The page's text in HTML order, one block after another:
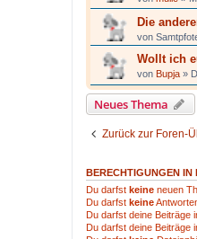
Die
von
Wollt ich
von Bupja »
Neues Thema
Zurück zur Foren-
BERECHTIGUNGEN IN
Du darfst keine neuen
Du darfst keine
Du darfst deine Beiträge
Du darfst deine Beiträge